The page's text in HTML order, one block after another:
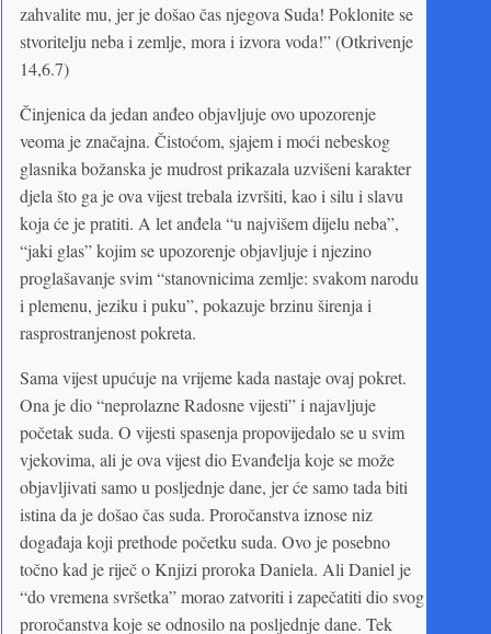
zahvalite mu, jer je došao čas njegova Suda! Poklonite se
stvoritelju neba i zemlje, mora i izvora voda!” (Otkrivenje
14,6.7)
Činjenica da jedan anđeo objavljuje ovo upozorenje
veoma je značajna. Čistoćom, sjajem i moći nebeskog
glasnika božanska je mudrost prikazala uzvišeni karakter
djela što ga je ova vijest trebala izvršiti, kao i silu i slavu
koja će je pratiti. A let anđela “u najvišem dijelu neba”,
“jaki glas” kojim se upozorenje objavljuje i njezino
proglašavanje svim “stanovnicima zemlje: svakom narodu
i plemenu, jeziku i puku”, pokazuje brzinu širenja i
rasprostranjenost pokreta.
Sama vijest upućuje na vrijeme kada nastaje ovaj pokret.
Ona je dio “neprolazne Radosne vijesti” i najavljuje
početak suda. O vijesti spasenja propovijedalo se u svim
vjekovima, ali je ova vijest dio Evanđelja koje se može
objavljivati samo u posljednje dane, jer će samo tada biti
istina da je došao čas suda. Proročanstva iznose niz
događaja koji prethode početku suda. Ovo je posebno
točno kad je riječ o Knjizi proroka Daniela. Ali Daniel je
“do vremena svršetka” morao zatvoriti i zapečatiti dio svog
proročanstva koje se odnosilo na posljednje dane. Tek